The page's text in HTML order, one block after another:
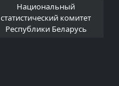
Национальный
статистический комитет
Республики Беларусь